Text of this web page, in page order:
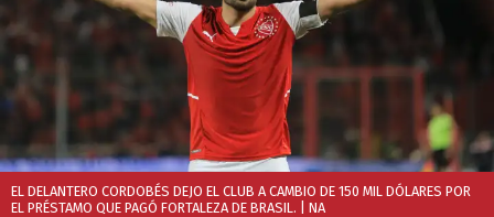
EL DELANTERO CORDOBÉS DEJO EL CLUB A CAMBIO DE 150 MIL DÓLARES POR
EL PRÉSTAMO QUE PAGÓ FORTALEZA DE BRASIL. | NA